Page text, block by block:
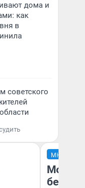
дома и
как
в
советского
МНЕНИЕ
Мой